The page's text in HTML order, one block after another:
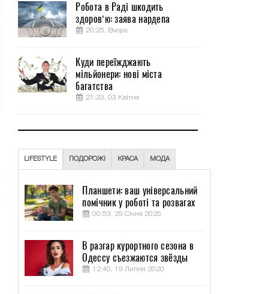
Робота в Раді шкодить
здоров’ю: заява нардепа
20:25, Вчора
Куди переїжджають
мільйонери: нові міста
багатства
21:23, 03 Квітня
LIFESTYLE ПОДОРОЖІ КРАСА МОДА
Планшети: ваш універсальний
помічник у роботі та розвагах
00:53, 29 Січня 2025
В разгар курортного сезона в
Одессу съезжаются звёзды
12:40, 19 Липня 2020